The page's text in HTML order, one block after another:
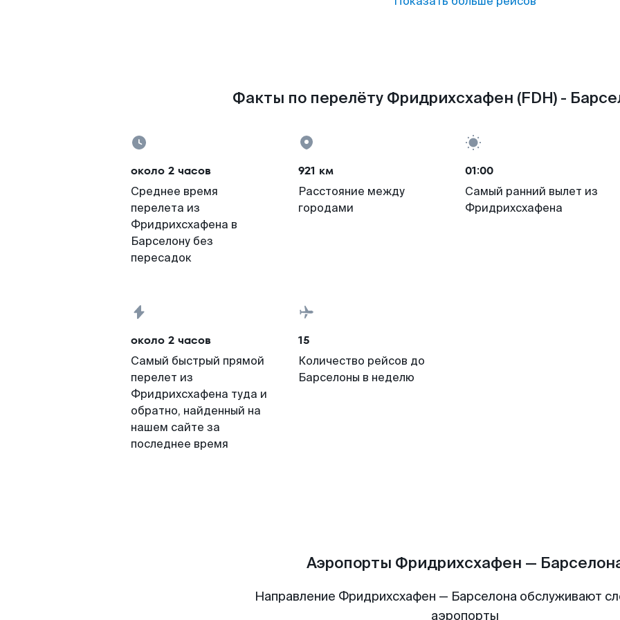
Факты по перелёту Фридрихсхафен (FDH) -
около 2 часов
Среднее время
перелета из
Фридрихсхафена в
Барселону без
пересадок
921 км
Расстояние между
городами
01:00
Самый ранний вылет из
Фридрихсхафена
около 2 часов
Самый быстрый прямой
перелет из
Фридрихсхафена туда и
обратно, найденный на
нашем сайте за
последнее время
15
Количество рейсов до
Барселоны в неделю
Аэропорты Фридрихсхафен —
Направление Фридрихсхафен — Барселона обслуживают
аэропорты